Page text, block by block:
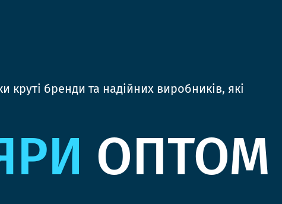
круті бренди та надійних виробників, які
ОПТОМ